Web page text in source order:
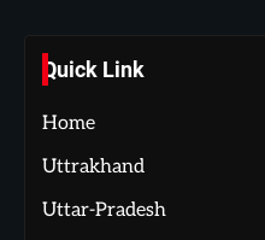
Quick Link
Home
Uttrakhand
Uttar-Pradesh